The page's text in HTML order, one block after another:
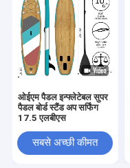
ओईएम पैडल इन्फ्लेटेबल सुपर
पैडल बोर्ड स्टैंड अप सर्फिंग
17.5 एलबीएस
सबसे अच्छी कीमत